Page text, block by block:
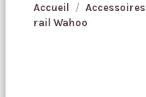
Accueil Accessoires
rail Wahoo